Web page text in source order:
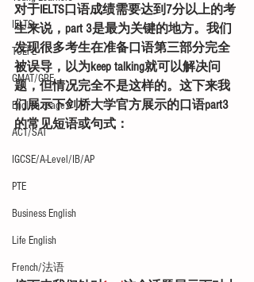
IELTS
TOEFL
GMAT/GRE
English usage
ACT/SAT
IGCSE/A-Level/IB/AP
PTE
Business English
Life English
French/法语
对于IELTS口语成绩需要达到7分以上的考
生来说，part 3是最为关键的地方。我们
发现很多考生在准备口语第三部分完全
被误导，以为keep talking就可以解决问
题，但情况完全不是这样的。这下来我
们展示下剑桥大学官方展示的口语part3
的常见短语或句式：